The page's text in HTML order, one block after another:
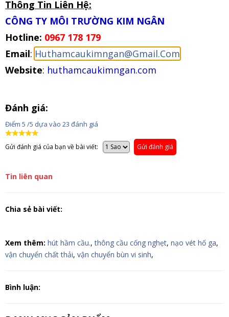
Thông Tin Liên Hệ:
CÔNG TY MÔI TRƯỜNG KIM NGÂN
Hotline: 0967 178 179
Email: Huthamcaukimngan@Gmail.Com
Website: huthamcaukimngan.com
Đánh giá:
Điểm 5 /5 dựa vào 23 đánh giá
Gửi đánh giá của bạn về bài viết: Gửi đánh giá
Tin liên quan
Chia sẻ bài viết:
Xem thêm: hút hầm cầu., thông cầu cống nghẹt, nạo vét hố ga,
vận chuyển chất thải, vận chuyển bùn vi sinh,
Bình luận: